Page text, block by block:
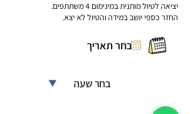
יציאה לטיול מותנית במינימום 4 משתתפים.
החזר כספי יושב במידה והטיול לא יצא.
בחר שעה